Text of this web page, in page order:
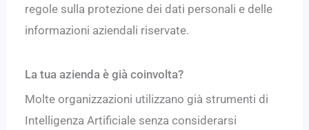
regole sulla protezione dei dati personali e delle
informazioni aziendali riservate.
La tua azienda è già coinvolta?
Molte organizzazioni utilizzano già strumenti di
Intelligenza Artificiale senza considerarsi